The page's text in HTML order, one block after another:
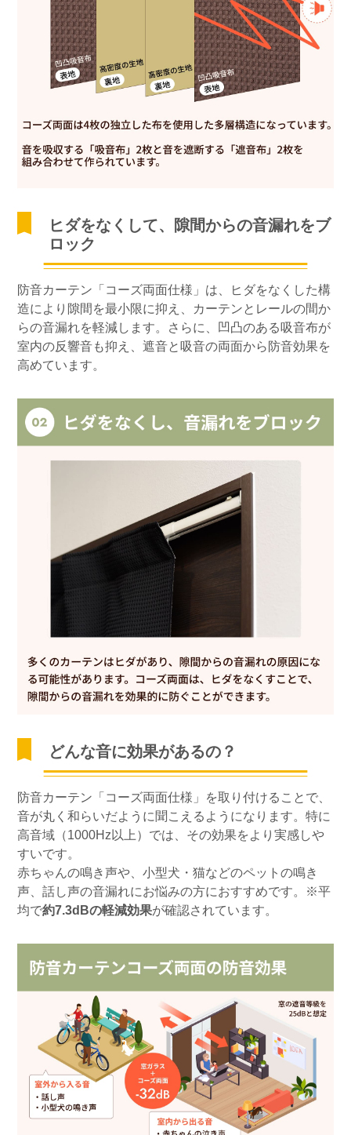
ヒダをなくして、隙間からの音漏れをブ
ロック
防音カーテン「コーズ両面仕様」は、ヒダをなくした構
造により隙間を最小限に抑え、カーテンとレールの間か
らの音漏れを軽減します。さらに、凹凸のある吸音布が
室内の反響音も抑え、遮音と吸音の両面から防音効果を
高めています。
どんな音に効果があるの？
防音カーテン「コーズ両面仕様」を取り付けることで、
音が丸く和らいだように聞こえるようになります。特に
高音域（1000Hz以上）では、その効果をより実感しや
すいです。
赤ちゃんの鳴き声や、小型犬・猫などのペットの鳴き
声、話し声の音漏れにお悩みの方におすすめです。※平
均で約7.3dBの軽減効果が確認されています。